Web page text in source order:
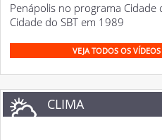
Penápolis no programa Cidade
Cidade do SBT em 1989
VEJA TODOS OS VÍDEOS
CLIMA